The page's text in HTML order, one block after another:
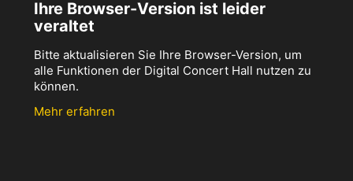
Ihre Browser-Version ist leider
veraltet
Bitte aktualisieren Sie Ihre Browser-Version, um
alle Funktionen der Digital Concert Hall nutzen zu
können.
Mehr erfahren